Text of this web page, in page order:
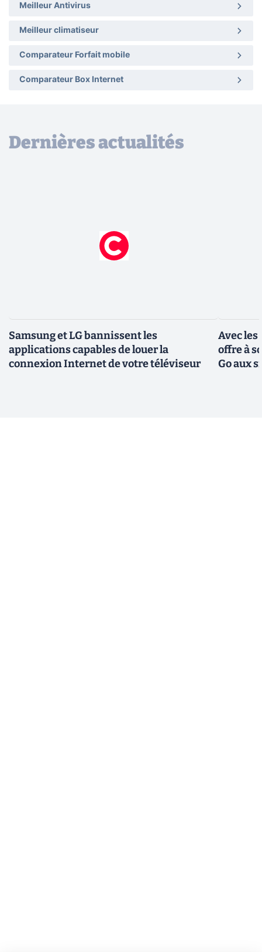
Meilleur Antivirus
Meilleur climatiseur
Comparateur Forfait mobile
Comparateur Box Internet
Dernières actualités
Samsung et LG bannissent les
applications capables de louer la
connexion Internet de votre téléviseur
Avec
offre à
Go aux